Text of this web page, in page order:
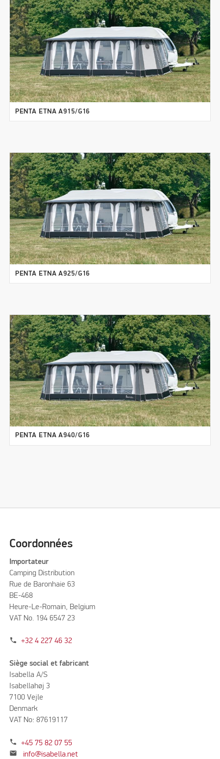
PENTA ETNA A915/G16
PENTA ETNA A925/G16
PENTA ETNA A940/G16
Coordonnées
Importateur
Camping Distribution
Rue de Baronhaie 63
BE-468
Heure-Le-Romain, Belgium
VAT No. 194 6547 23
phone +32 4 227 46 32
Siège social et fabricant
Isabella A/S
Isabellahøj 3
7100 Vejle
Denmark
VAT No: 87619117
phone +45 75 82 07 55
mail info@isabella.net